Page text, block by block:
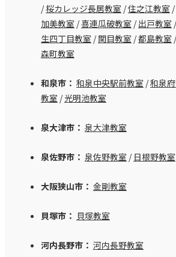
/桜カレッジ長居教室 /住之江教室 /
加美教室 /喜連瓜破教室 /出戸教室
生四丁目教室 /関目教室 /都島教室
森町教室
和泉市： 和泉中央駅前教室 /和泉
教室 /光明池教室
泉大津市： 泉大津教室
泉佐野市： 泉佐野教室 / 日根野教室
大阪狭山市： 金剛教室
貝塚市： 貝塚教室
河内長野市： 河内長野教室